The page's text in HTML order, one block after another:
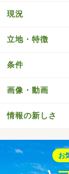
現況
立地・特徴
条件
画像・動画
情報の新しさ
お